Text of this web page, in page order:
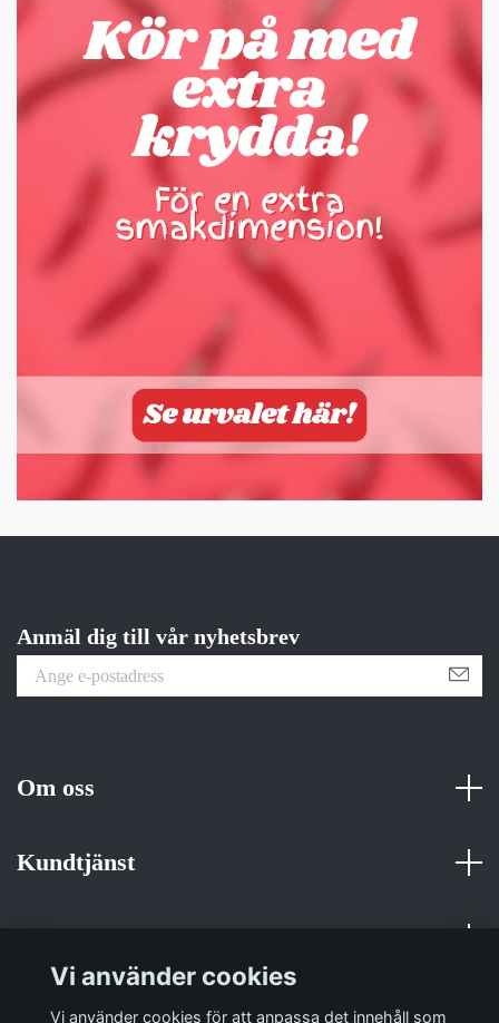
Anmäl dig till vår nyhetsbrev
Om oss
Kundtjänst
Sociala medier
Vi använder cookies
Vi använder cookies för att anpassa det innehåll som